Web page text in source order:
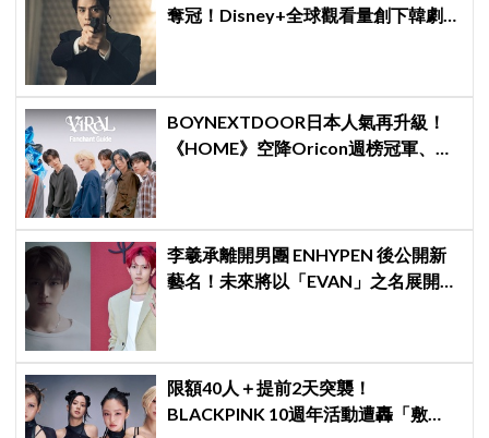
奪冠！Disney+全球觀看量創下韓劇新
BOYNEXTDOOR日本人氣再升級！
《HOME》空降Oricon週榜冠軍、韓
李羲承離開男團 ENHYPEN 後公開新
藝名！未來將以「EVAN」之名展開
限額40人＋提前2天突襲！
BLACKPINK 10週年活動遭轟「敷